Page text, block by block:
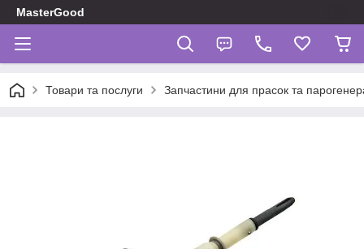
MasterGood
Товари та послуги Запчастини для прасок та